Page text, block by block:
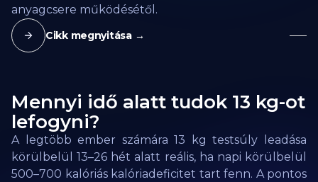
anyagcsere működésétől.
Cikk megnyitása →
Mennyi idő alatt tudok 13 kg-ot
lefogyni?
A legtöbb ember számára 13 kg testsúly leadása
körülbelül 13–26 hét alatt reális, ha napi körülbelül
500–700 kalóriás kalóriadeficitet tart fenn. A pontos